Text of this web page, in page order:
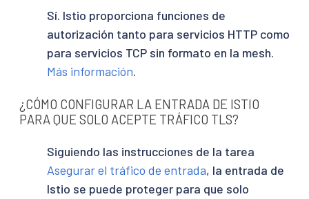
Sí. Istio proporciona funciones de
autorización tanto para servicios HTTP como
para servicios TCP sin formato en la mesh.
Más información.
¿CÓMO CONFIGURAR LA ENTRADA DE ISTIO
PARA QUE SOLO ACEPTE TRÁFICO TLS?
Siguiendo las instrucciones de la tarea
Asegurar el tráfico de entrada, la entrada de
Istio se puede proteger para que solo